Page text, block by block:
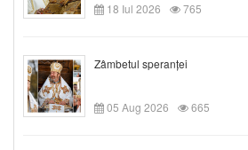
18 Iul 2026
765
Zâmbetul speranței
05 Aug 2026 665